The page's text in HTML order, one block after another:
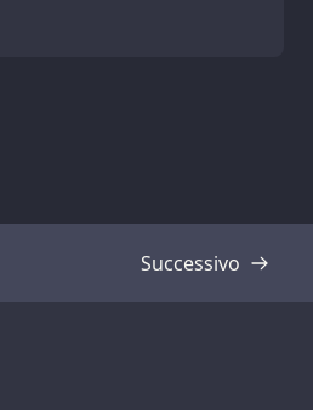
Successivo
Trascrizione